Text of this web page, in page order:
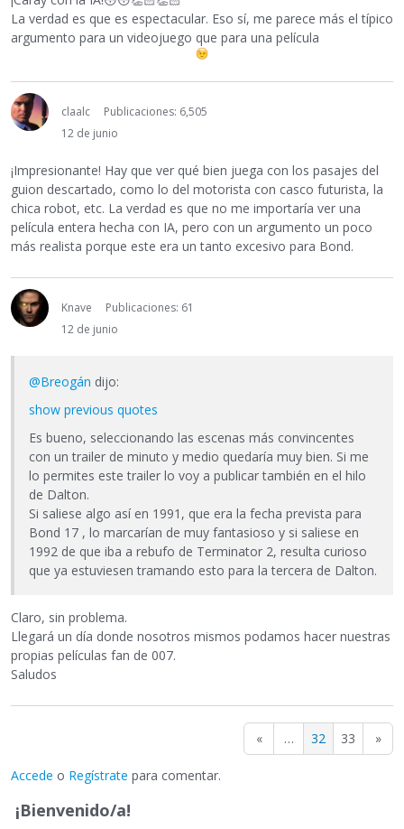
La verdad es que es espectacular. Eso sí, me parece más el típico
argumento para un videojuego que para una película
claalc
Publicaciones: 6,505
12 de junio
¡Impresionante! Hay que ver qué bien juega con los pasajes del
guion descartado, como lo del motorista con casco futurista, la
chica robot, etc. La verdad es que no me importaría ver una
película entera hecha con IA, pero con un argumento un poco
más realista porque este era un tanto excesivo para Bond.
Knave
Publicaciones: 61
12 de junio
@Breogán dijo:
show previous quotes
Es bueno, seleccionando las escenas más convincentes
con un trailer de minuto y medio quedaría muy bien. Si me
lo permites este trailer lo voy a publicar también en el hilo
de Dalton.
Si saliese algo así en 1991, que era la fecha prevista para
Bond 17 , lo marcarían de muy fantasioso y si saliese en
1992 de que iba a rebufo de Terminator 2, resulta curioso
que ya estuviesen tramando esto para la tercera de Dalton.
Claro, sin problema.
Llegará un día donde nosotros mismos podamos hacer nuestras
propias películas fan de 007.
Saludos
« … 32 33 »
Accede o Regístrate para comentar.
¡Bienvenido/a!